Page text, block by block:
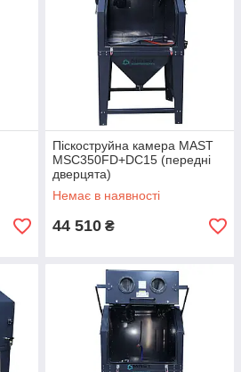
Піскоструйна камера MAST
MSC350FD+DC15 (передні
дверцята)
Немає в наявності
44 510 ₴